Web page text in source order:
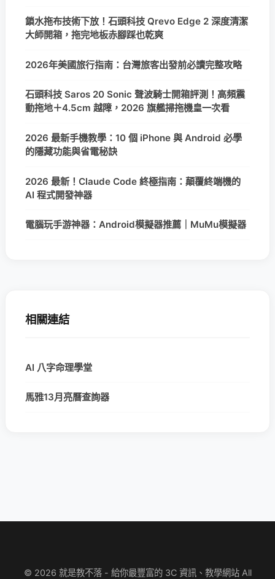
鎖水拖布技術下放！石頭科技 Qrevo Edge 2 深度清潔
大師開箱，拖完地板赤腳踩也乾爽
2026年美國旅行指南：台灣旅客出發前必讀完整攻略
石頭科技 Saros 20 Sonic 聲波騎士開箱評測！高頻震
動拖地＋4.5cm 越障，2026 旗艦掃拖機皇一次看
2026 最新手機教學：10 個 iPhone 與 Android 必學
的隱藏功能與省電秘訣
2026 最新！Claude Code 終極指南：顛覆終端機的
AI 程式開發神器
電腦玩手游神器：Android模擬器推薦｜MuMu模擬器
相關連結
AI 八字命理學堂
馬雅13月亮曆查詢器
© 2026 就是教不落 - 給你最豐富的 3C 資訊、教學網站 All